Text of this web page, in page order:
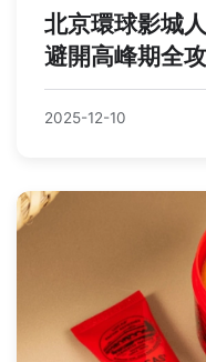
北京環球影城
避開高峰期全
2025-12-10